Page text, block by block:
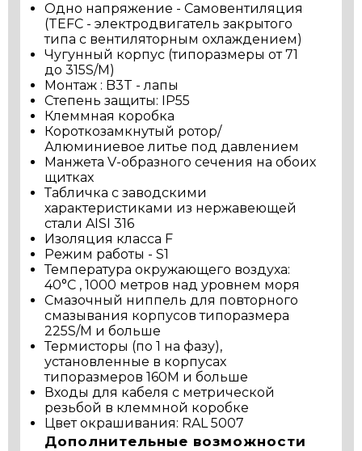
Одно напряжение - Самовентиляция
(TEFC - электродвигатель закрытого
типа с вентиляторным охлаждением)
Чугунный корпус (типоразмеры от 71
до 315S/M)
Монтаж : B3T - лапы
Степень защиты: IP55
Клеммная коробка
Короткозамкнутый ротор/
Алюминиевое литье под давлением
Манжета V-образного сечения на обоих
щитках
Табличка с заводскими
характеристиками из нержавеющей
стали AISI 316
Изоляция класса F
Режим работы - S1
Температура окружающего воздуха:
40°C , 1000 метров над уровнем моря
Смазочный ниппель для повторного
смазывания корпусов типоразмера
225S/M и больше
Термисторы (по 1 на фазу),
установленные в корпусах
типоразмеров 160М и больше
Входы для кабеля с метрической
резьбой в клеммной коробке
Цвет окрашивания: RAL 5007
Дополнительные возможности